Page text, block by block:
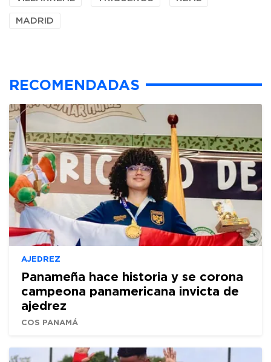
MADRID
RECOMENDADAS
AJEDREZ
Panameña hace historia y se corona
campeona panamericana invicta de
ajedrez
COS PANAMÁ